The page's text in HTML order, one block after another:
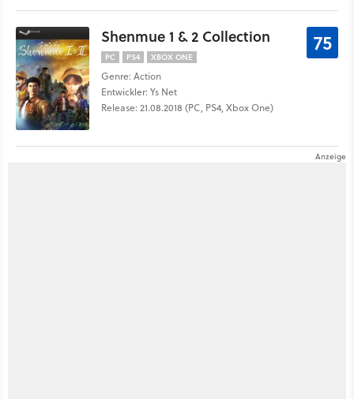
Shenmue 1 & 2 Collection
PC PS4 XBOX ONE
Genre: Action
Entwickler: Ys Net
Release: 21.08.2018 (PC, PS4, Xbox One)
75